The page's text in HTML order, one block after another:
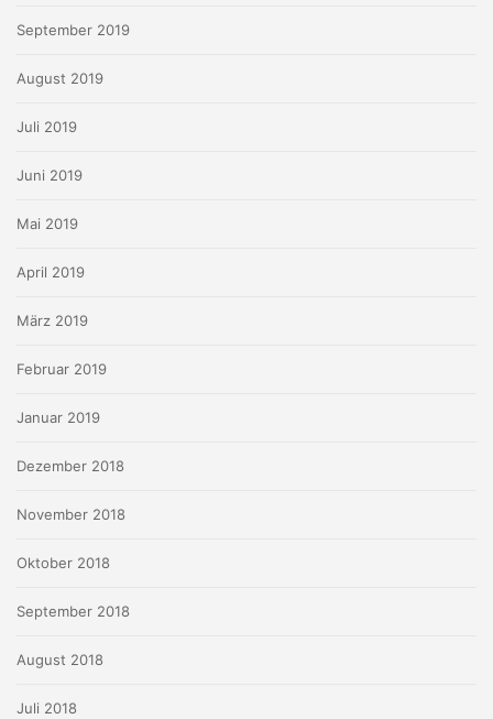
September 2019
August 2019
Juli 2019
Juni 2019
Mai 2019
April 2019
März 2019
Februar 2019
Januar 2019
Dezember 2018
November 2018
Oktober 2018
September 2018
August 2018
Juli 2018